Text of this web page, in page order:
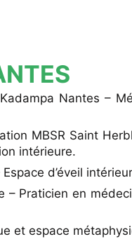
Nantes –
MBSR Saint
intérieure.
d’éveil
– Praticien en
et espace